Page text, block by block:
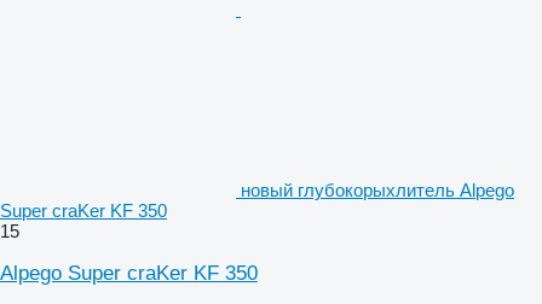
новый глубокорыхлитель Alpego
Super craKer KF 350
15
Alpego Super craKer KF 350